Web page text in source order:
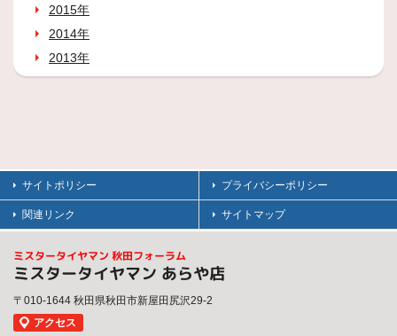
2015年
2014年
2013年
サイトポリシー プライバシーポリシー
関連リンク サイトマップ
ミスタータイヤマン 秋田フォーラム
ミスタータイヤマン あらや店
〒010-1644 秋田県秋田市新屋田尻沢29-2
アクセス